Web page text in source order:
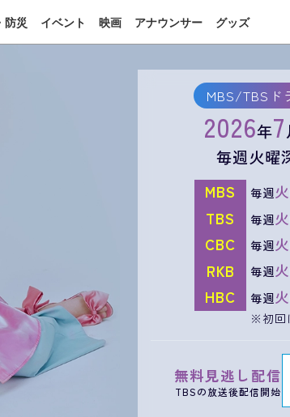
防災 イベント 映画 アナウンサー グッズ
MBS/TBSド
2026年7
毎週火曜
MBS 毎週火
TBS
毎週火
CBC
毎週火
RKB
毎週火
HBC
毎週火
※初回
無料見逃し配信
TBSの放送後配信開始